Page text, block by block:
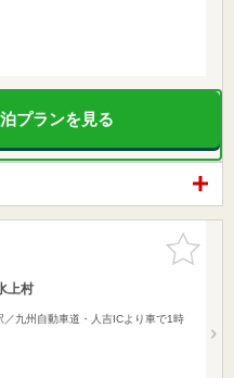
プランを見る
お気に入
りに追加
上村
／九州自動車道・人吉ICより車で1時